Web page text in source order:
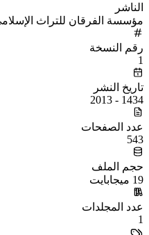
الناشر
مؤسسة الفرقان للتراث
رقم النسخة
1
تاريخ النشر
1434 - 2013
عدد الصفحات
543
حجم الملف
19 ميجابايت
عدد المجلدات
1